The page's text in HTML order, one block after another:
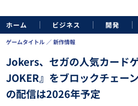
ホーム ビジネス 開発
Jokers、セガの人気カード
JOKER』をブロックチェー
の配信は2026年予定
ゲームタイトル 新作情報